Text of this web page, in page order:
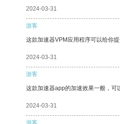
2024-03-31
游客
这款加速器VPM应用程序可以给你
2024-03-31
游客
这款加速器app的加速效果一般，可
2024-03-31
游客